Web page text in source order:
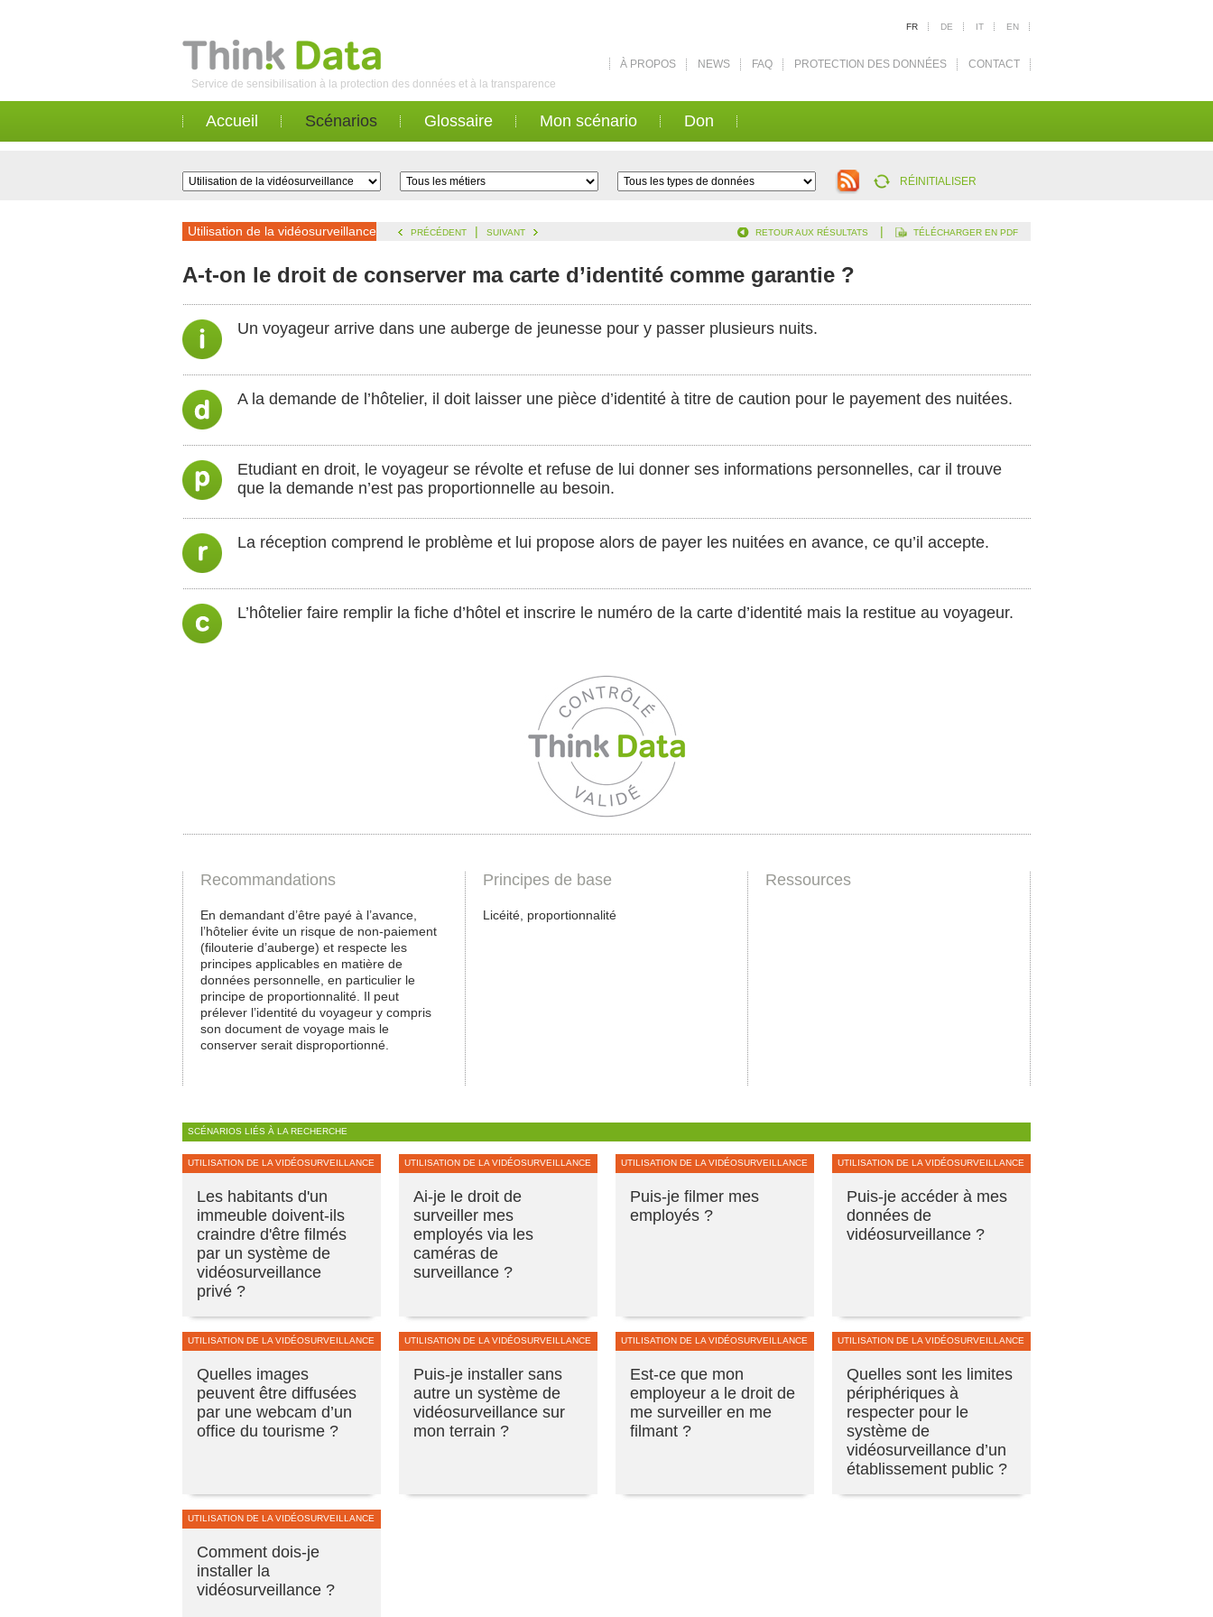
Service de sensibilisation à la protection des données et à la transparence
FR DE IT EN
À PROPOS NEWS FAQ PROTECTION DES DONNÉES CONTACT
Accueil Scénarios Glossaire Mon scénario Don
RÉINITIALISER
Utilisation de la vidéosurveillance PRÉCÉDENT | SUIVANT RETOUR AUX RÉSULTATS | TÉLÉCHARGER EN PDF
A-t-on le droit de conserver ma carte d’identité comme garantie ?
Un voyageur arrive dans une auberge de jeunesse pour y passer plusieurs nuits.
A la demande de l’hôtelier, il doit laisser une pièce d’identité à titre de caution pour le payement des nuitées.
Etudiant en droit, le voyageur se révolte et refuse de lui donner ses informations personnelles, car il trouve
que la demande n’est pas proportionnelle au besoin.
La réception comprend le problème et lui propose alors de payer les nuitées en avance, ce qu’il accepte.
L’hôtelier faire remplir la fiche d’hôtel et inscrire le numéro de la carte d’identité mais la restitue au voyageur.
Recommandations
En demandant d’être payé à l’avance,
l’hôtelier évite un risque de non-paiement
(filouterie d’auberge) et respecte les
principes applicables en matière de
données personnelle, en particulier le
principe de proportionnalité. Il peut
prélever l’identité du voyageur y compris
son document de voyage mais le
conserver serait disproportionné.
Principes de base
Licéité, proportionnalité
Ressources
SCÉNARIOS LIÉS À LA RECHERCHE
UTILISATION DE LA VIDÉOSURVEILLANCE
Les habitants d'un
immeuble doivent-ils
craindre d'être filmés
par un système de
vidéosurveillance
privé ?
UTILISATION DE LA VIDÉOSURVEILLANCE
Ai-je le droit de
surveiller mes
employés via les
caméras de
surveillance ?
UTILISATION DE LA VIDÉOSURVEILLANCE
Puis-je filmer mes
employés ?
UTILISATION DE LA VIDÉOSURVEILLANCE
Puis-je accéder à mes
données de
vidéosurveillance ?
UTILISATION DE LA VIDÉOSURVEILLANCE
Quelles images
peuvent être diffusées
par une webcam d’un
office du tourisme ?
UTILISATION DE LA VIDÉOSURVEILLANCE
Puis-je installer sans
autre un système de
vidéosurveillance sur
mon terrain ?
UTILISATION DE LA VIDÉOSURVEILLANCE
Est-ce que mon
employeur a le droit de
me surveiller en me
filmant ?
UTILISATION DE LA VIDÉOSURVEILLANCE
Quelles sont les limites
périphériques à
respecter pour le
système de
vidéosurveillance d’un
établissement public ?
UTILISATION DE LA VIDÉOSURVEILLANCE
Comment dois-je
installer la
vidéosurveillance ?